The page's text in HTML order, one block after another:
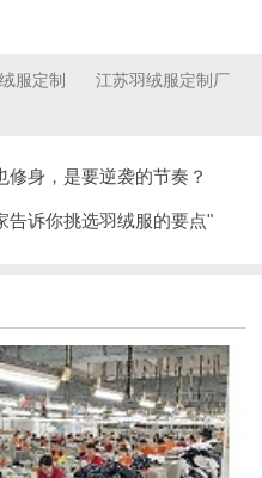
服定制
江苏羽绒服定制厂
修身，是要逆袭的节奏？
告诉你挑选羽绒服的要点"